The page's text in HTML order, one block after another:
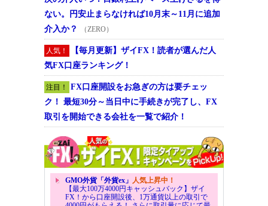
ない。円安止まらなければ10月末～11月に追加
介入か？
（ZERO）
人気！
【毎月更新】ザイFX！読者が選んだ人
気FX口座ランキング！
注目！
FX口座開設をお急ぎの方は要チェッ
ク！ 最短30分～当日中に手続きが完了し、FX
取引を開始できる会社を一覧で紹介！
GMO外貨「外貨ex」 人気上昇中！
【最大100万4000円キャッシュバック】ザイ
FX！から口座開設後、1万通貨以上の取引で